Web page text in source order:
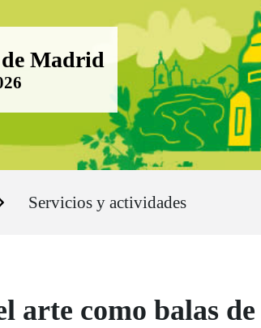
de Madrid
Madrid
Servicios y actividades
arte como balas